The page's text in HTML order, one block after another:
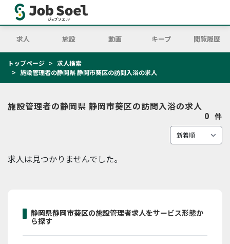
求人 施設 動画 キープ 閲覧履歴
トップページ
求人検索
施設管理者の静岡県 静岡市葵区の訪問入浴の求人
施設管理者の静岡県 静岡市葵区の訪問入浴の求人
0 件
求人は見つかりませんでした。
静岡県静岡市葵区の施設管理者求人をサービス形態か
ら探す